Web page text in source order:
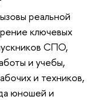
реальной
ключевых
СПО,
и учебы,
и техников,
юношей и